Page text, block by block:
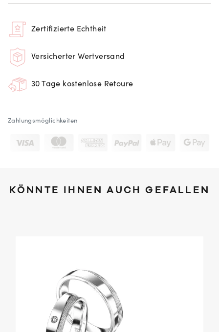
Zertifizierte Echtheit
Versicherter Wertversand
30 Tage kostenlose Retoure
Zahlungsmöglichkeiten
KÖNNTE IHNEN AUCH GEFALLEN